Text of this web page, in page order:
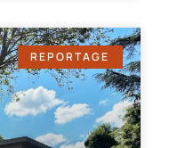
REPORTAGE